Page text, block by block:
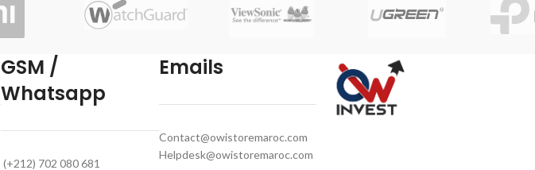
GSM /
Whatsapp
(+212) 702 080 681
Emails
Contact@owistoremaroc.com
Helpdesk@owistoremaroc.com